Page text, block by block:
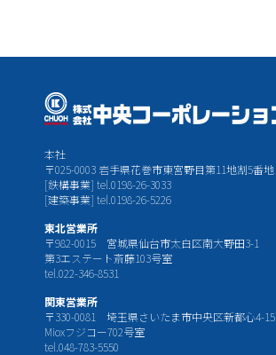
本社
〒025-0003 岩手県花巻市東宮野目第11地割5番地
[鉄構事業] tel.0198-26-3033
[建築事業] tel.0198-26-5226
東北営業所
〒982-0015 宮城県仙台市太白区南大野田3-1
第3エステート斎藤103号室
tel.022-346-8531
関東営業所
〒330-0081 埼玉県さいたま市中央区新都心4-15
Mioxフジコー702号室
tel.048-783-5550